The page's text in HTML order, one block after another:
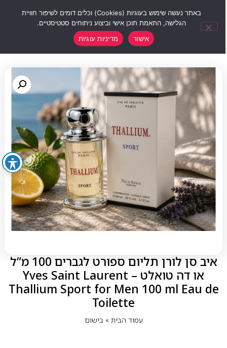
איב סן לורן תליום ספורט לגברים 100 מ”ל
או דה טואלט – Yves Saint Laurent
Thallium Sport for Men 100 ml Eau de
Toilette
עמוד הבית» בישום
באתר נעשה שימוש בעוגיות (Cookies) וכלים דומים לשיפור חוויית
הגלישה, התאמת תוכן אישי וביצוע ניתוחים סטטיסטיים.
אישור
מדיניות עוגיות